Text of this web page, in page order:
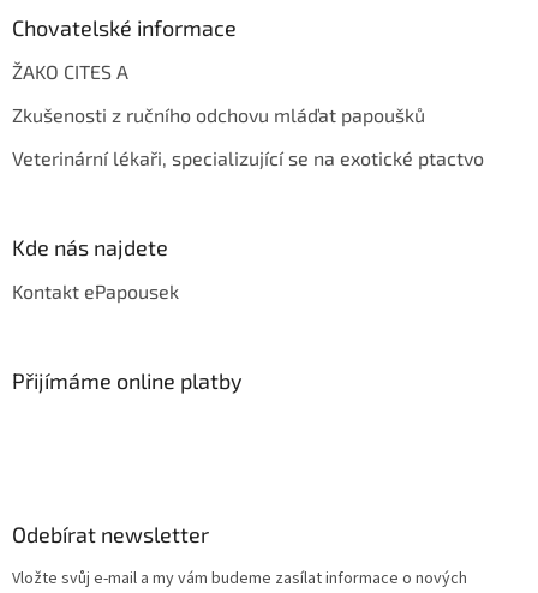
Chovatelské informace
ŽAKO CITES A
Zkušenosti z ručního odchovu mláďat papoušků
Veterinární lékaři, specializující se na exotické ptactvo
Kde nás najdete
Kontakt ePapousek
Přijímáme online platby
Odebírat newsletter
Vložte svůj e-mail a my vám budeme zasílat informace o nových